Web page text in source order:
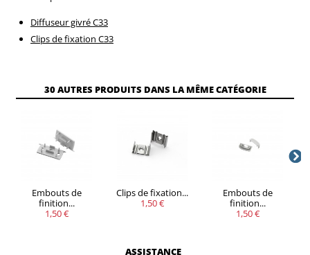
Diffuseur givré C33
Clips de fixation C33
30 AUTRES PRODUITS DANS LA MÊME CATÉGORIE
Embouts de
finition...
1,50 €
Clips de fixation...
1,50 €
Embouts de
finition...
1,50 €
ASSISTANCE